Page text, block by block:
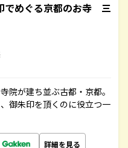
めぐる京都のお寺 三
院が建ち並ぶ古都・京都。
御朱印を頂くのに役立つ一
詳細を見る